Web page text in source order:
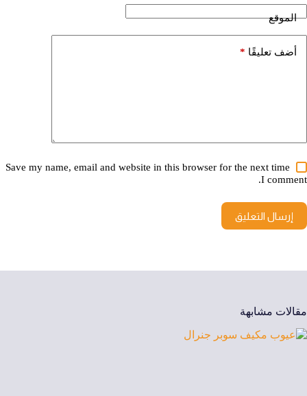
الموقع
أضف تعليقًا *
Save my name, email and website in this browser for the next time
I comment.
إرسال التعليق
مقالات مشابهة